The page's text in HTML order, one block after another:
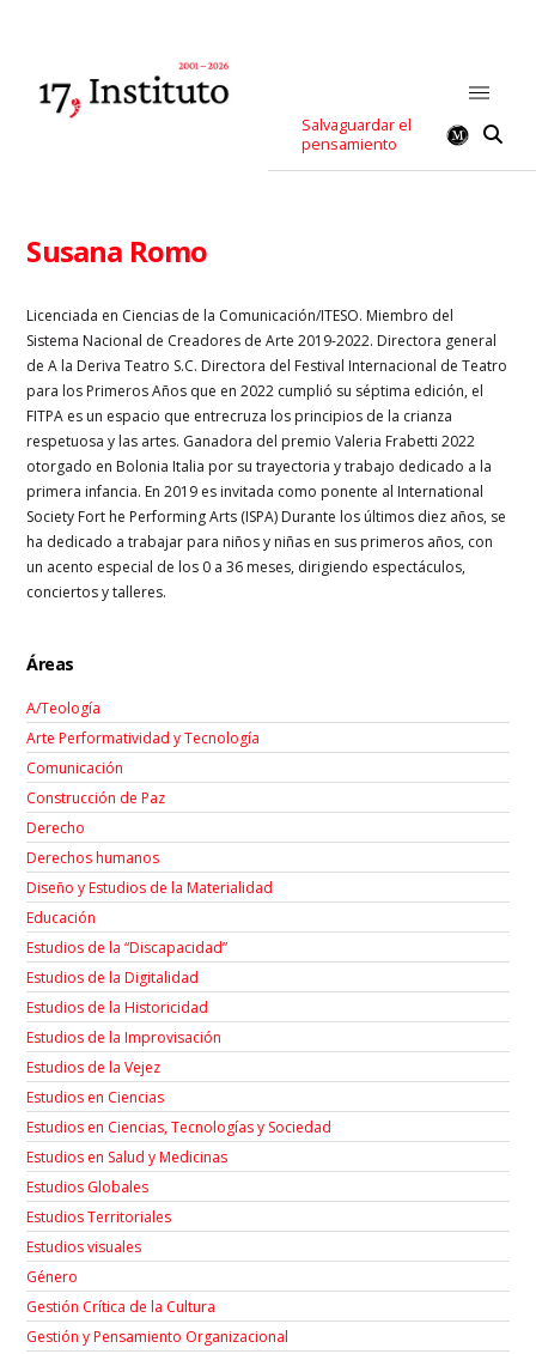
Salvaguardar el
pensamiento
Susana Romo
Licenciada en Ciencias de la Comunicación/ITESO. Miembro del
Sistema Nacional de Creadores de Arte 2019-2022. Directora general
de A la Deriva Teatro S.C. Directora del Festival Internacional de Teatro
para los Primeros Años que en 2022 cumplió su séptima edición, el
FITPA es un espacio que entrecruza los principios de la crianza
respetuosa y las artes. Ganadora del premio Valeria Frabetti 2022
otorgado en Bolonia Italia por su trayectoria y trabajo dedicado a la
primera infancia. En 2019 es invitada como ponente al International
Society Fort he Performing Arts (ISPA) Durante los últimos diez años, se
ha dedicado a trabajar para niños y niñas en sus primeros años, con
un acento especial de los 0 a 36 meses, dirigiendo espectáculos,
conciertos y talleres.
Áreas
A/Teología
Arte Performatividad y Tecnología
Comunicación
Construcción de Paz
Derecho
Derechos humanos
Diseño y Estudios de la Materialidad
Educación
Estudios de la “Discapacidad”
Estudios de la Digitalidad
Estudios de la Historicidad
Estudios de la Improvisación
Estudios de la Vejez
Estudios en Ciencias
Estudios en Ciencias, Tecnologías y Sociedad
Estudios en Salud y Medicinas
Estudios Globales
Estudios Territoriales
Estudios visuales
Género
Gestión Crítica de la Cultura
Gestión y Pensamiento Organizacional